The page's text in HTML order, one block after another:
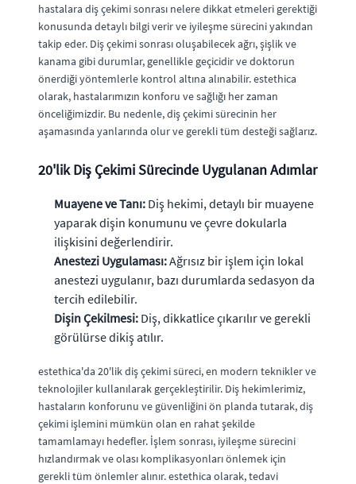
hastalara diş çekimi sonrası nelere dikkat etmeleri gerektiği
konusunda detaylı bilgi verir ve iyileşme sürecini yakından
takip eder. Diş çekimi sonrası oluşabilecek ağrı, şişlik ve
kanama gibi durumlar, genellikle geçicidir ve doktorun
önerdiği yöntemlerle kontrol altına alınabilir. estethica
olarak, hastalarımızın konforu ve sağlığı her zaman
önceliğimizdir. Bu nedenle, diş çekimi sürecinin her
aşamasında yanlarında olur ve gerekli tüm desteği sağlarız.
20'lik Diş Çekimi Sürecinde Uygulanan Adımlar
Muayene ve Tanı: Diş hekimi, detaylı bir muayene
yaparak dişin konumunu ve çevre dokularla
ilişkisini değerlendirir.
Anestezi Uygulaması:Ağrısız bir işlem için lokal
anestezi uygulanır, bazı durumlarda sedasyon da
tercih edilebilir.
Dişin Çekilmesi: Diş, dikkatlice çıkarılır ve gerekli
görülürse dikiş atılır.
estethica'da 20'lik diş çekimi süreci, en modern teknikler ve
teknolojiler kullanılarak gerçekleştirilir. Diş hekimlerimiz,
hastaların konforunu ve güvenliğini ön planda tutarak, diş
çekimi işlemini mümkün olan en rahat şekilde
tamamlamayı hedefler. İşlem sonrası, iyileşme sürecini
hızlandırmak ve olası komplikasyonları önlemek için
gerekli tüm önlemler alınır. estethica olarak, tedavi